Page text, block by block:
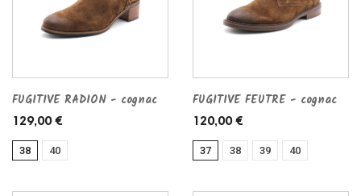
FUGITIVE RADION - cognac
129,00 €
38 40
FUGITIVE FEUTRE - cognac
120,00 €
37 38 39 40